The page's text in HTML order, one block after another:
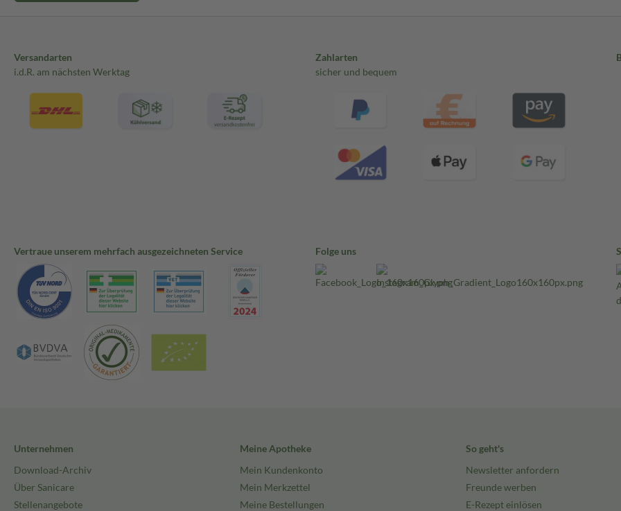
Versandarten
i.d.R. am nächsten Werktag
Zahlarten
sicher und bequem
Vertraue unserem mehrfach ausgezeichneten Service Folge uns
Unternehmen
Download-Archiv
Über Sanicare
Stellenangebote
Meine Apotheke
Mein Kundenkonto
Mein Merkzettel
Meine Bestellungen
So geht's
Newsletter anfordern
Freunde werben
E-Rezept einlösen